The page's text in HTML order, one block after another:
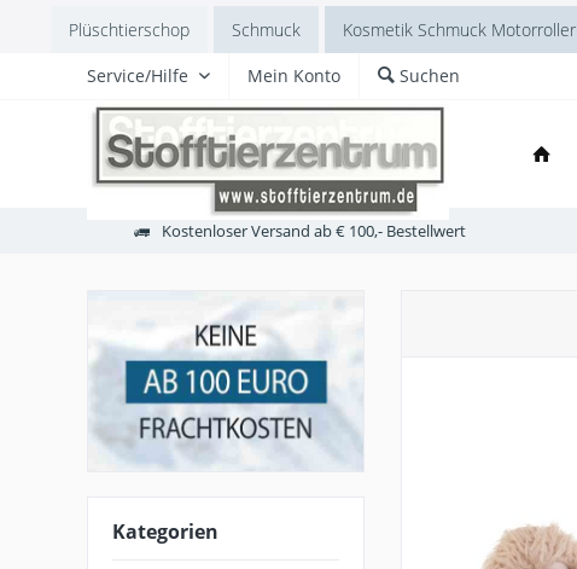
Plüschtierschop Schmuck
Kosmetik Schmuck Motorroller
Service/Hilfe Mein Konto Suchen
Kostenloser Versand ab € 100,- Bestellwert
Kategorien